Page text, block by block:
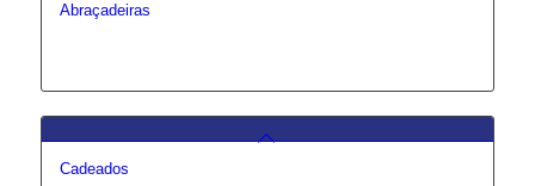
Abraçadeiras
Cadeados